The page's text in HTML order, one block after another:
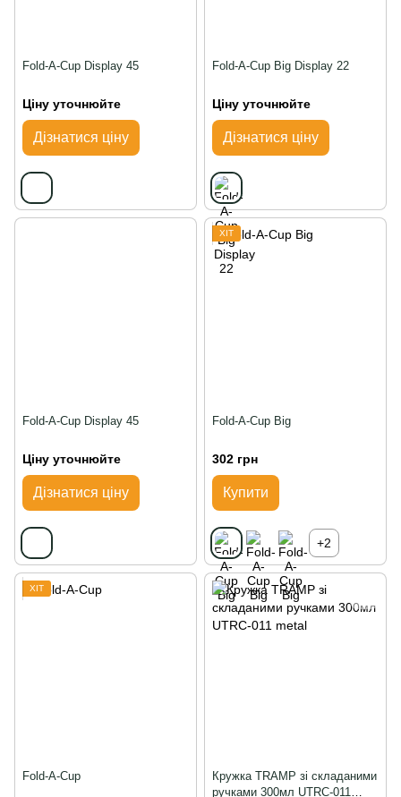
Fold-A-Cup Display 45
Ціну уточнюйте
Дізнатися ціну
Fold-A-Cup Big Display 22
Ціну уточнюйте
Дізнатися ціну
Fold-A-Cup Display 45
Ціну уточнюйте
Дізнатися ціну
ХІТ
Fold-A-Cup Big
302 грн
Купити
+2
ХІТ
Fold-A-Cup
Кружка TRAMP зі складаними
ручками 300мл UTRC-011